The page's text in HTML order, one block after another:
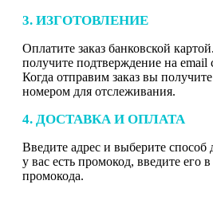
3. ИЗГОТОВЛЕНИЕ
Оплатите заказ банковской
получите подтверждение на email
Когда отправим заказ вы
номером для отслеживания.
4. ДОСТАВКА И ОПЛАТА
Введите адрес и выберите способ
у вас есть промокод, введите его
промокода.